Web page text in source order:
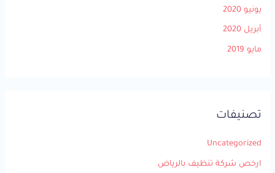
يونيو 2020
أبريل 2020
مايو 2019
تصنيفات
Uncategorized
ارخص شركة تنظيف بالرياض